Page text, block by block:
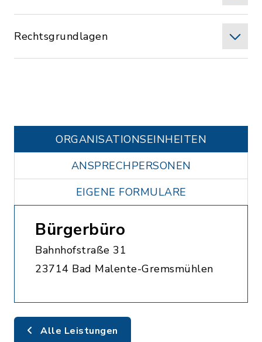
Rechtsgrundlagen
ORGANISATIONS­EINHEITEN
ANSPRECHPERSONEN
EIGENE FORMULARE
Bürgerbüro
Bahnhofstraße 31
23714 Bad Malente-Gremsmühlen
Alle Leistungen